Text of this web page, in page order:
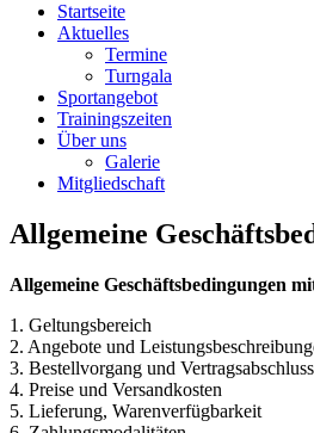
Startseite
Aktuelles
Termine
Turngala
Sportangebot
Trainingszeiten
Über uns
Galerie
Mitgliedschaft
Allgemeine
Allgemeine Geschäftsbedingungen
1. Geltungsbereich
2. Angebote und
3. Bestellvorgang und Vertragsabschluss
4. Preise und Versandkosten
5. Lieferung, Warenverfügbarkeit